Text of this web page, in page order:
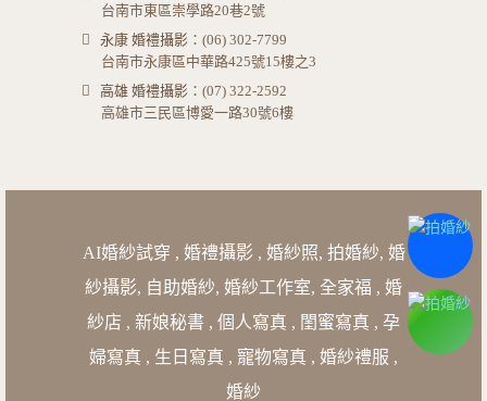
台南市東區崇學路20巷2號
永康 婚禮攝影 ：(06) 302-7799
台南市永康區中華路425號15樓之3
高雄 婚禮攝影 ：(07) 322-2592
高雄市三民區博愛一路30號6樓
AI婚紗試穿 , 婚禮攝影 , 婚紗照, 拍婚紗, 婚
紗攝影, 自助婚紗, 婚紗工作室, 全家福 , 婚
紗店 , 新娘秘書 , 個人寫真 , 閨蜜寫真 , 孕
婦寫真 , 生日寫真 , 寵物寫真 , 婚紗禮服 ,
婚紗